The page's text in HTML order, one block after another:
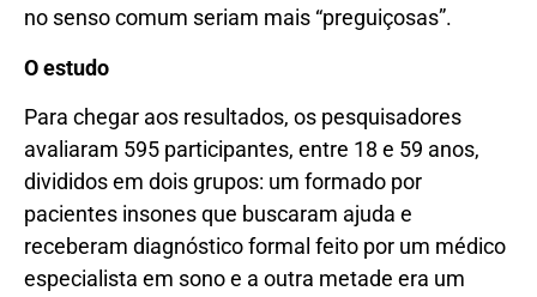
no senso comum seriam mais “preguiçosas”.
O estudo
Para chegar aos resultados, os pesquisadores
avaliaram 595 participantes, entre 18 e 59 anos,
divididos em dois grupos: um formado por
pacientes insones que buscaram ajuda e
receberam diagnóstico formal feito por um médico
especialista em sono e a outra metade era um